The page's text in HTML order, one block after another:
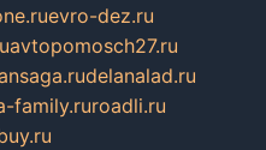
evro-dez.ru
avtopomosch27.ru
delanalad.ru
family.ruroadli.ru